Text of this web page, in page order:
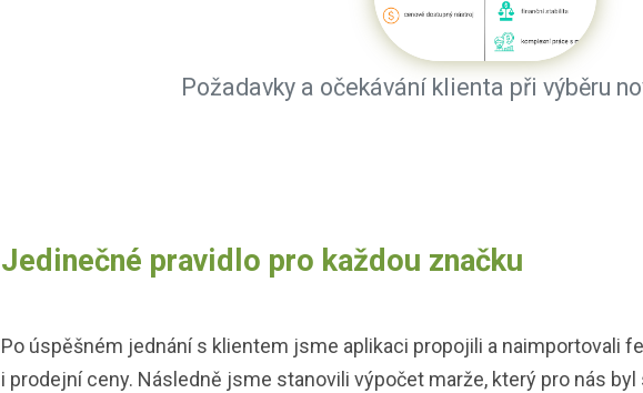
Požadavky a očekávání klienta při výběru
Jedinečné pravidlo pro každou značku
Po úspěšném jednání s klientem jsme aplikaci propojili a naimportovali
i prodejní ceny. Následně jsme stanovili výpočet marže, který pro nás byl